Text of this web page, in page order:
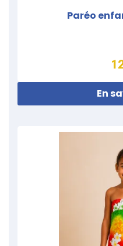
Paréo
En